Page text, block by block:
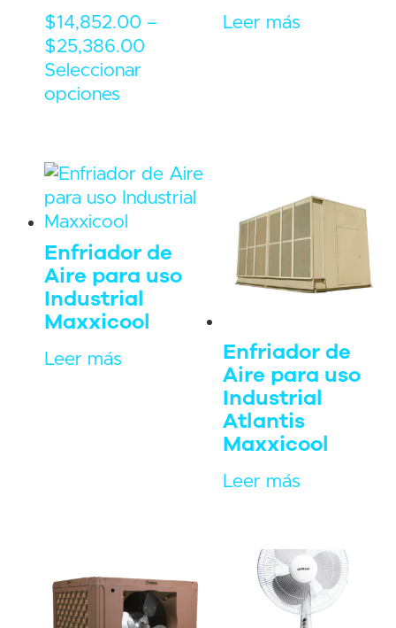
$14,852.00 –
$25,386.00
Seleccionar
opciones
Leer más
Enfriador de
Aire para uso
Industrial
Maxxicool
Leer más
Enfriador de
Aire para uso
Industrial
Atlantis
Maxxicool
Leer más